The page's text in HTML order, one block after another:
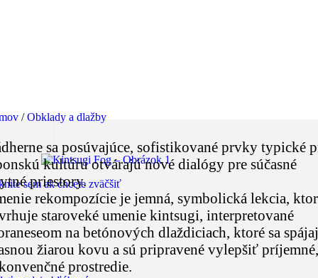
sem ak chcete zväčšiť
/ Obklady a dlažby
sa posúvajúce, sofistikované prvky typické
kultúru otvárajú nové dialógy pre súčasné
priestory.
rekompozície je jemná, symbolická lekcia,
staroveké umenie kintsugi, interpretované
na betónových dlaždiciach, ktoré sa
žiarou kovu a sú pripravené vylepšiť príjemné,
prostredie.